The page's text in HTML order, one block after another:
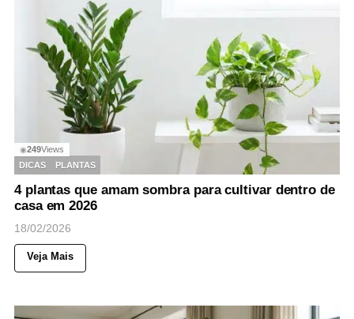
◉249Views
DICAS
PLANTAS
4 plantas que amam sombra para cultivar dentro de
casa em 2026
18/02/2026
Veja Mais